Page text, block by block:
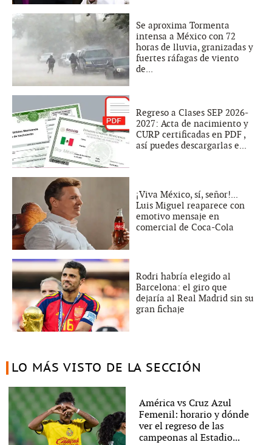
Se aproxima Tormenta
intensa a México con 72
horas de lluvia, granizadas y
fuertes ráfagas de viento
de...
Regreso a Clases SEP 2026-
2027: Acta de nacimiento y
CURP certificadas en PDF ,
así puedes descargarlas e...
¡Viva México, sí, señor!...
Luis Miguel reaparece con
emotivo mensaje en
comercial de Coca-Cola
Rodri habría elegido al
Barcelona: el giro que
dejaría al Real Madrid sin su
gran fichaje
LO MÁS VISTO DE LA SECCIÓN
América vs Cruz Azul
Femenil: horario y dónde
ver el regreso de las
campeonas al Estadio...